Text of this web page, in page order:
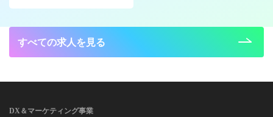
すべての求人を見る
DX＆マーケティング事業